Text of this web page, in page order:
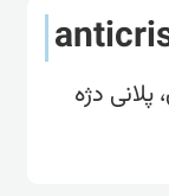
دژە